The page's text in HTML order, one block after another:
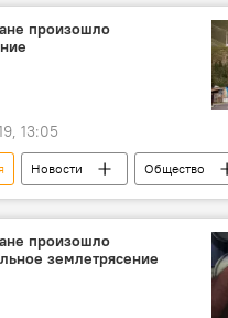
произошло
13:05
Новости
Общество
землетрясение
произошло
землетрясение